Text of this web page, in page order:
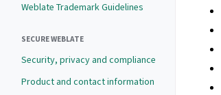
Weblate Trademark Guidelines
SECURE WEBLATE
Security, privacy and compliance
Product and contact information